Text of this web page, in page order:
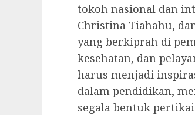
tokoh nasional dan
Christina Tiahahu,
yang berkiprah di
kesehatan, dan
harus menjadi
dalam pendidikan,
segala bentuk